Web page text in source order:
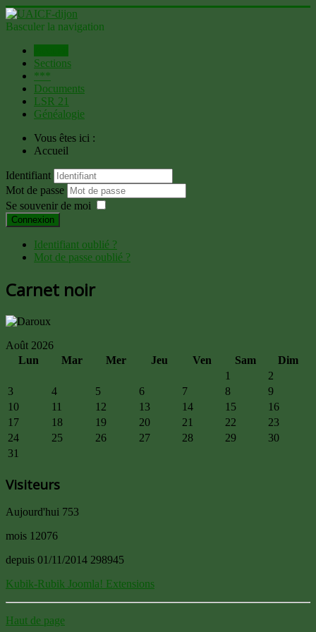
Basculer la navigation
Sections
***
Documents
LSR 21
Généalogie
Vous êtes ici :
Accueil
Identifiant
Mot de passe
Se souvenir de moi
Connexion
Identifiant oublié ?
Mot de passe oublié ?
Carnet noir
Août 2026
Lun
Mar Mer Jeu Ven Sam
Dim
1
2
3
4 5 6 7 8
9
10
11 12 13 14 15
16
17
18 19 20 21 22
23
24
25 26 27 28 29
30
31
Visiteurs
Aujourd'hui 753
mois 12076
depuis 01/11/2014 298945
Kubik-Rubik Joomla! Extensions
Haut de page